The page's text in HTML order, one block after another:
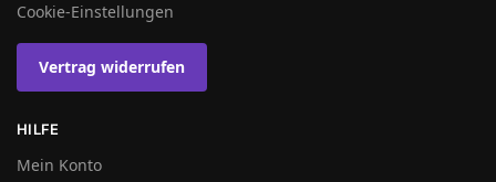
Cookie-Einstellungen
Vertrag widerrufen
HILFE
Mein Konto